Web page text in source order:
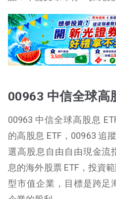
00963 中信全球高
00963 中信全球高股息
的高股息 ETF，00963 追
選高股息自由自由現金流
息的海外股票 ETF，投資
型市值企業，目標是跨足